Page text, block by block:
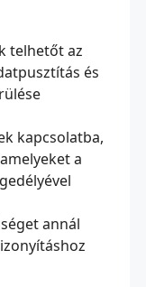
telhetőt az
és
kapcsolatba,
a
annál